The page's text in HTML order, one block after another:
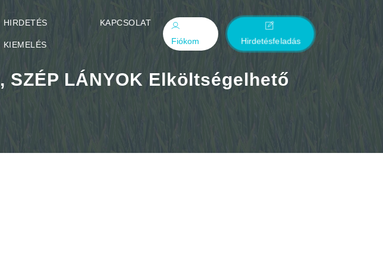
HIRDETÉS
KIEMELÉS
KAPCSOLAT
Fiókom
Hirdetésfeladás
SZÉP LÁNYOK Elköltségelhető